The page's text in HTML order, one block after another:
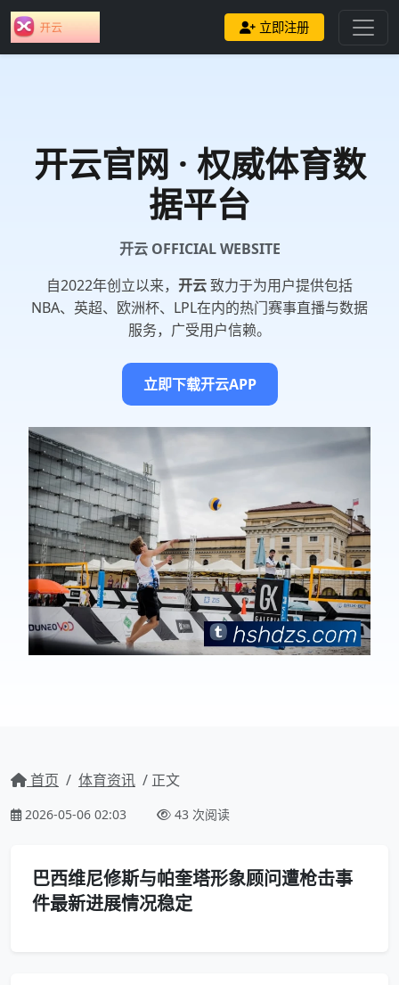
立即注册
开云官网 · 权威体育数
据平台
开云 OFFICIAL WEBSITE
自2022年创立以来， 开云致力于为用户提供包括
NBA、英超、欧洲杯、LPL在内的热门赛事直播与数据
服务，广受用户信赖。
立即下载开云APP
首页 / 体育资讯 / 正文
2026-05-06 02:03 43 次阅读
巴西维尼修斯与帕奎塔形象顾问遭枪击事
件最新进展情况稳定